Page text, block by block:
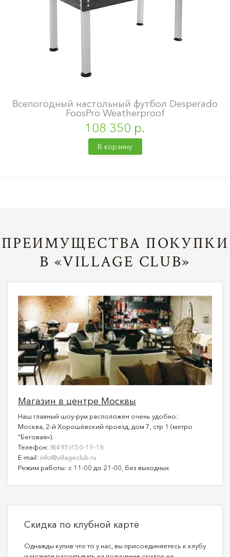
Всепогодный настольный футбол Desperado
FoosPro Weatherproof
108 350 р.
В корзину
ПРЕИМУЩЕСТВА ПОКУПКИ
В «VILLAGE CLUB»
Магазин в центре Москвы
Наш главный шоу-рум расположен очень удобно:
Москва, 2-й Хорошёвский проезд, дом 7, стр 1 (метро
"Беговая»).
Телефон: 8(495)150-19-18
E-mail: info@villageclub.ru
Режим работы: с 11-00 до 21-00, без выходных
Скидка по клубной карте
Однажды купив что то у нас, вы присоединяетесь к клубу